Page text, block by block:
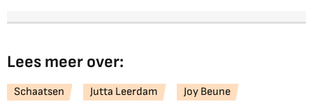
Lees meer over:
Schaatsen Jutta Leerdam Joy Beune